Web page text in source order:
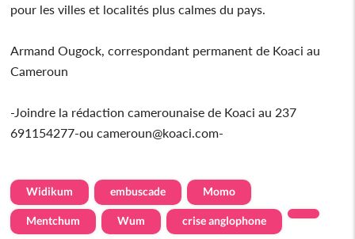
pour les villes et localités plus calmes du pays.
Armand Ougock, correspondant permanent de Koaci au
Cameroun
-Joindre la rédaction camerounaise de Koaci au 237
691154277-ou cameroun@koaci.com-
Widikum embuscade Momo
Mentchum Wum crise anglophone